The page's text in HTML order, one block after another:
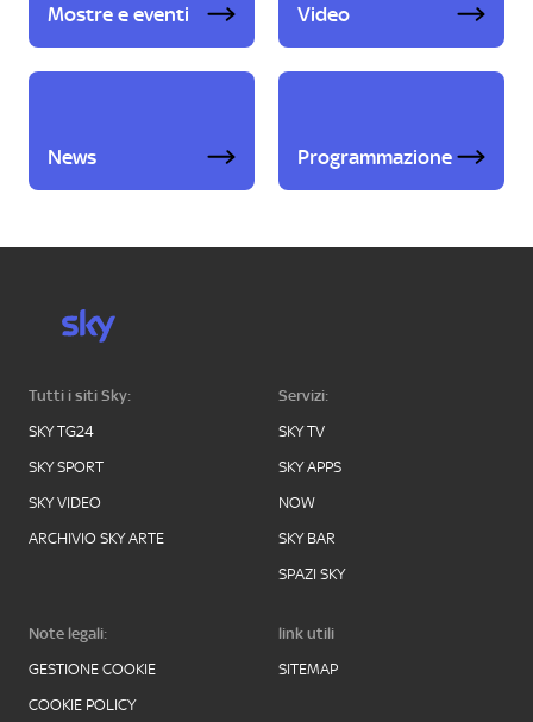
Mostre e eventi Video
News Programmazione
Tutti i siti Sky:
SKY TG24
SKY SPORT
SKY VIDEO
ARCHIVIO SKY ARTE
Servizi:
SKY TV
SKY APPS
NOW
SKY BAR
SPAZI SKY
Note legali:
GESTIONE COOKIE
COOKIE POLICY
link utili
SITEMAP